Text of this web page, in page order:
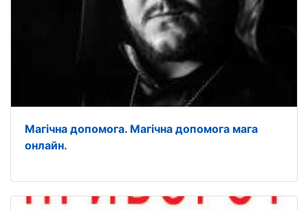
Магічна допомога. Магічна допомога мага
онлайн.